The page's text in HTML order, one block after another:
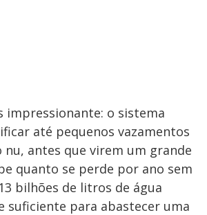
impressionante: o sistema
até pequenos vazamentos
nu, antes que virem um grande
quanto se perde por ano sem
bilhões de litros de água
suficiente para abastecer uma